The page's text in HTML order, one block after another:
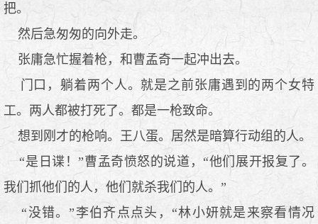
把。
然后急匆匆的向外走。
张庸急忙握着枪，和曹孟奇一起冲出去。
门口，躺着两个人。就是之前张庸遇到的两个女特
工。两人都被打死了。都是一枪致命。
想到刚才的枪响。王八蛋。居然是暗算行动组的人。
“是日谍！”曹孟奇愤怒的说道，“他们展开报复了。
我们抓他们的人，他们就杀我们的人。”
“没错。”李伯齐点点头，“林小妍就是来察看情况